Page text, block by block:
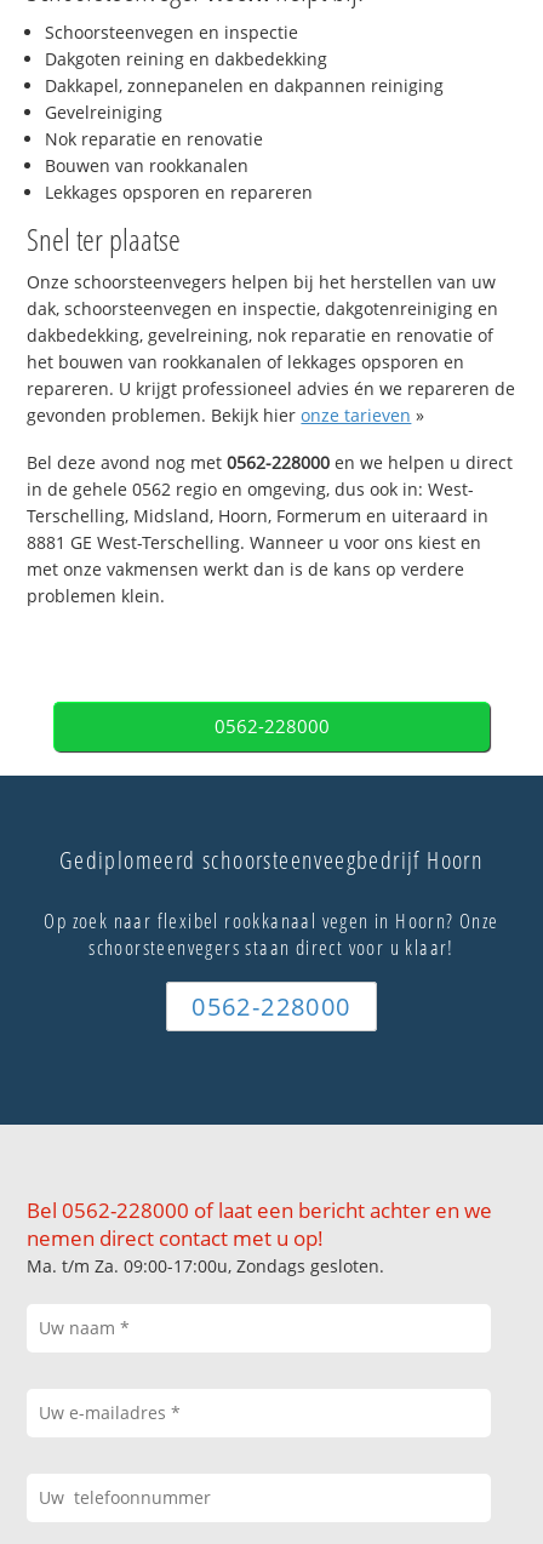
Schoorsteenvegen en inspectie
Dakgoten reining en dakbedekking
Dakkapel, zonnepanelen en dakpannen reiniging
Gevelreiniging
Nok reparatie en renovatie
Bouwen van rookkanalen
Lekkages opsporen en repareren
Snel ter plaatse
Onze schoorsteenvegers helpen bij het herstellen van uw
dak, schoorsteenvegen en inspectie, dakgotenreiniging en
dakbedekking, gevelreining, nok reparatie en renovatie of
het bouwen van rookkanalen of lekkages opsporen en
repareren. U krijgt professioneel advies én we repareren de
gevonden problemen. Bekijk hieronze tarieven »
Bel deze avond nog met0562-228000 en we helpen u direct
in de gehele 0562 regio en omgeving, dus ook in: West-
Terschelling, Midsland, Hoorn, Formerum en uiteraard in
8881 GE West-Terschelling. Wanneer u voor ons kiest en
met onze vakmensen werkt dan is de kans op verdere
problemen klein.
0562-228000
Gediplomeerd schoorsteenveegbedrijf Hoorn
Op zoek naar flexibel rookkanaal vegen in Hoorn? Onze
schoorsteenvegers staan direct voor u klaar!
0562-228000
Bel 0562-228000 of laat een bericht achter en we
nemen direct contact met u op!
Ma. t/m Za. 09:00-17:00u, Zondags gesloten.